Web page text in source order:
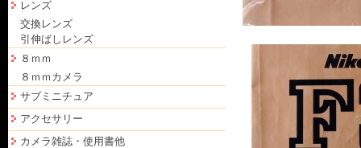
レンズ
交換レンズ
引伸ばしレンズ
８ｍｍ
８ｍｍカメラ
サブミニチュア
アクセサリー
カメラ雑誌・使用書他